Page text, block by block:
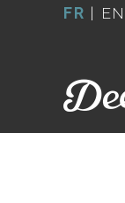
FR | EN